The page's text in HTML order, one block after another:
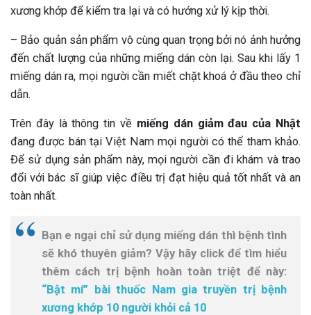
xương khớp để kiểm tra lại và có hướng xử lý kịp thời.
– Bảo quản sản phẩm vô cùng quan trọng bởi nó ảnh hưởng
đến chất lượng của những miếng dán còn lại. Sau khi lấy 1
miếng dán ra, mọi người cần miết chặt khoá ở đầu theo chỉ
dẫn.
Trên đây là thông tin về miếng dán giảm đau của Nhật
đang được bán tại Việt Nam mọi người có thể tham khảo.
Để sử dụng sản phẩm này, mọi người cần đi khám và trao
đổi với bác sĩ giúp việc điều trị đạt hiệu quả tốt nhất và an
toàn nhất.
Bạn e ngại chỉ sử dụng miếng dán thì bệnh tình
sẽ khó thuyên giảm? Vậy hãy click để tìm hiểu
thêm cách trị bệnh hoàn toàn triệt để này:
“Bật mí” bài thuốc Nam gia truyền trị bệnh
xương khớp 10 người khỏi cả 10